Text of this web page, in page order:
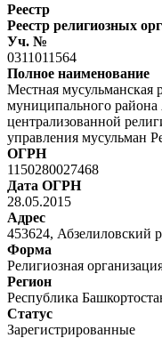
Реестр
Реестр религиозных
Уч. №
0311011564
Полное наименование
Местная мусульманская
муниципального района
централизованной
управления мусульман
ОГРН
1150280027468
Дата ОГРН
28.05.2015
Адрес
453624, Абзелиловский
Форма
Религиозная
Регион
Республика
Статус
Зарегистрированные